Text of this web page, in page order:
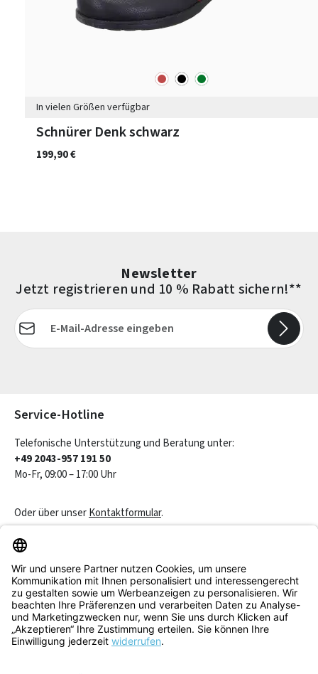
rot schwarz
grün
In vielen Größen verfügbar
Schnürer Denk schwarz
199,90 €
Newsletter
Jetzt registrieren und 10 % Rabatt sichern!**
E-Mail-Adresse*
Service-Hotline
Telefonische Unterstützung und Beratung unter:
+49 2043-957 191 50
Mo-Fr, 09:00 – 17:00 Uhr
Oder über unserKontaktformular.
Service & Beratung
Informationen